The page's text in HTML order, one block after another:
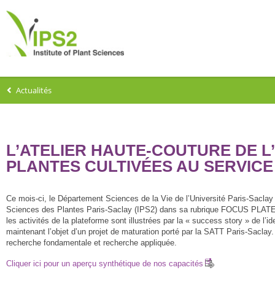
Actualités
L’ATELIER HAUTE-COUTURE DE
PLANTES CULTIVÉES AU
Ce mois-ci, le Département Sciences de la Vie de l’Université Paris-
Sciences des Plantes Paris-Saclay (IPS2) dans sa rubrique FOCUS
les activités de la plateforme sont illustrées par la « success story » de
maintenant l’objet d’un projet de maturation porté par la SATT Paris-
recherche fondamentale et recherche appliquée.
Cliquer ici pour un aperçu synthétique de nos capacités